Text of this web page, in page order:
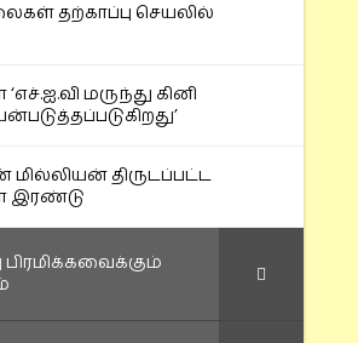
தற்காப்பு செயலில்
மருந்து கினி
மில்லியன் திருடப்பட்ட
இரண்டு
பிரமிக்கவைக்கும்